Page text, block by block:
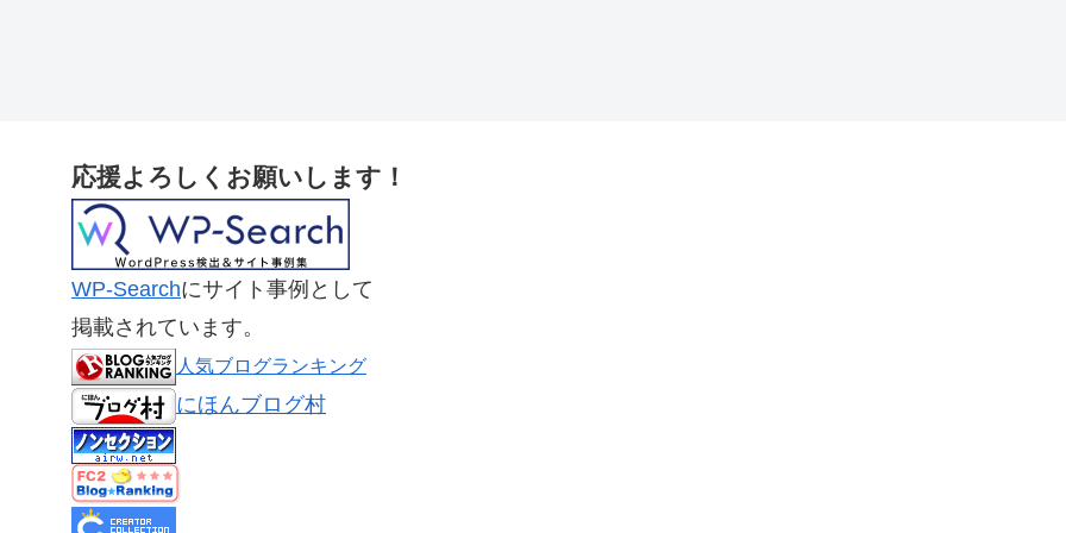
応援よろしくお願いします！
WP-Searchにサイト事例として
掲載されています。
人気ブログランキング
にほんブログ村